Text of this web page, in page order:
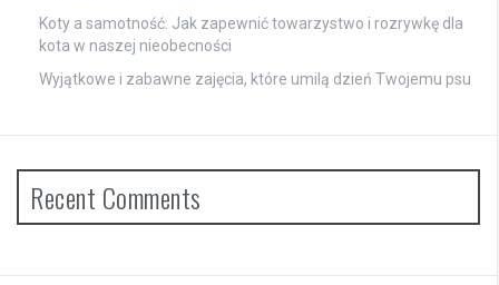
Koty a samotność: Jak zapewnić towarzystwo i rozrywkę dla
kota w naszej nieobecności
Wyjątkowe i zabawne zajęcia, które umilą dzień Twojemu psu
Recent Comments